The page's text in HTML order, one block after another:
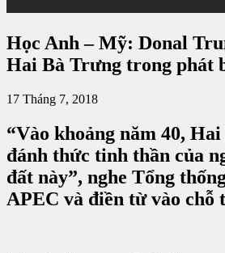
Học Anh – Mỹ: Donal
Hai Bà Trưng trong phát
17 Tháng 7, 2018
“Vào khoảng năm 40,
đánh thức tinh thần của
đất này”, nghe Tổng
APEC và điền từ vào chỗ